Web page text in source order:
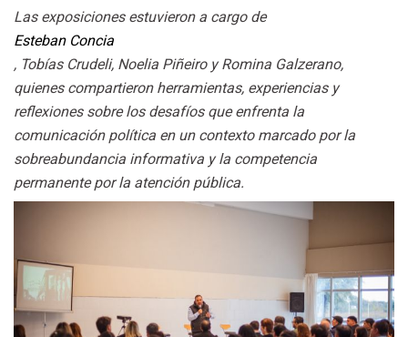
Las exposiciones estuvieron a cargo de
Esteban Concia
, Tobías Crudeli, Noelia Piñeiro y Romina Galzerano,
quienes compartieron herramientas, experiencias y
reflexiones sobre los desafíos que enfrenta la
comunicación política en un contexto marcado por la
sobreabundancia informativa y la competencia
permanente por la atención pública.